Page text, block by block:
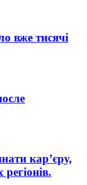
вже тисячі
кар’єру,